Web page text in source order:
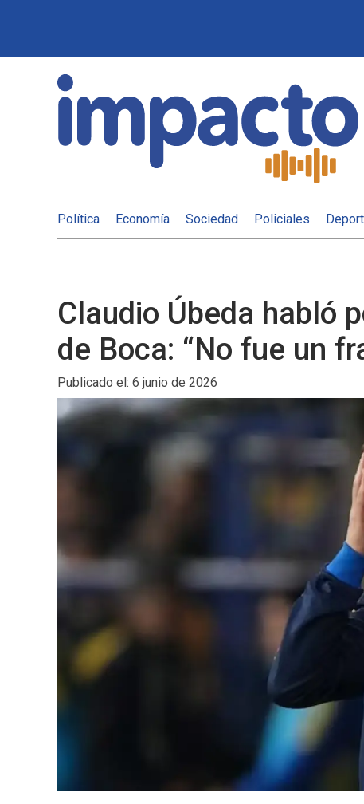
Política Economía Sociedad Policiales
Claudio Úbeda habló
de Boca: “No fue un
Publicado el: 6 junio de 2026